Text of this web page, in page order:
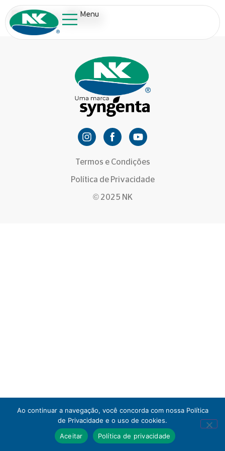
Menu
Bruna Blos
Termos e Condições
Política de Privacidade
© 2025 NK
Ao continuar a navegação, você concorda com nossa Política
de Privacidade e o uso de cookies.
Aceitar
Política de privacidade